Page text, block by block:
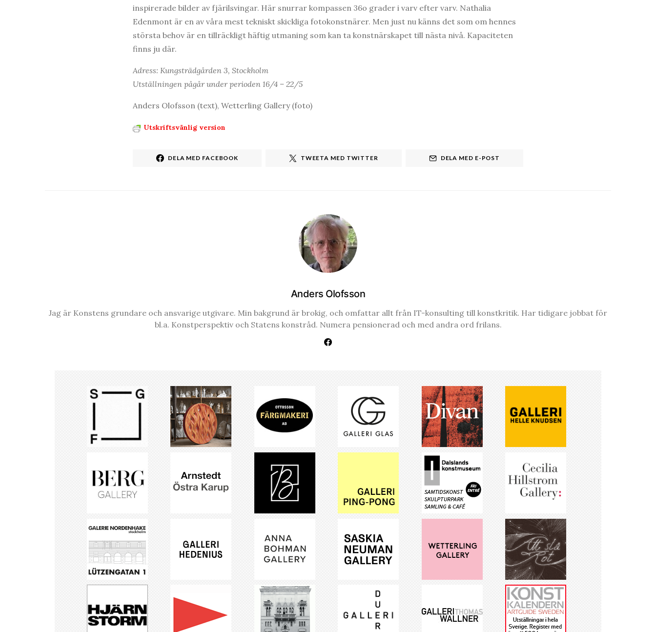
inspirerade bilder av fjärilsvingar. Här snurrar kompassen 36o grader i varv efter varv. Nathalia
Edenmont är en av våra mest tekniskt skickliga fotokonstnärer. Men just nu känns det som om hennes
största behov är en tillräckligt häftig utmaning som kan ta konstnärskapet till nästa nivå. Kapaciteten
finns ju där.
Adress: Kungsträdgården 3, Stockholm
Utställningen pågår under perioden 16/4 – 22/5
Anders Olofsson (text), Wetterling Gallery (foto)
Utskriftsvänlig version
DELA MED FACEBOOK TWEETA MED TWITTER DELA MED E-POST
Anders Olofsson
Jag är Konstens grundare och ansvarige utgivare. Min bakgrund är brokig, och omfattar allt från IT-konsulting till konstkritik. Har tidigare jobbat för
bl.a. Konstperspektiv och Statens konstråd. Numera pensionerad och med andra ord frilans.